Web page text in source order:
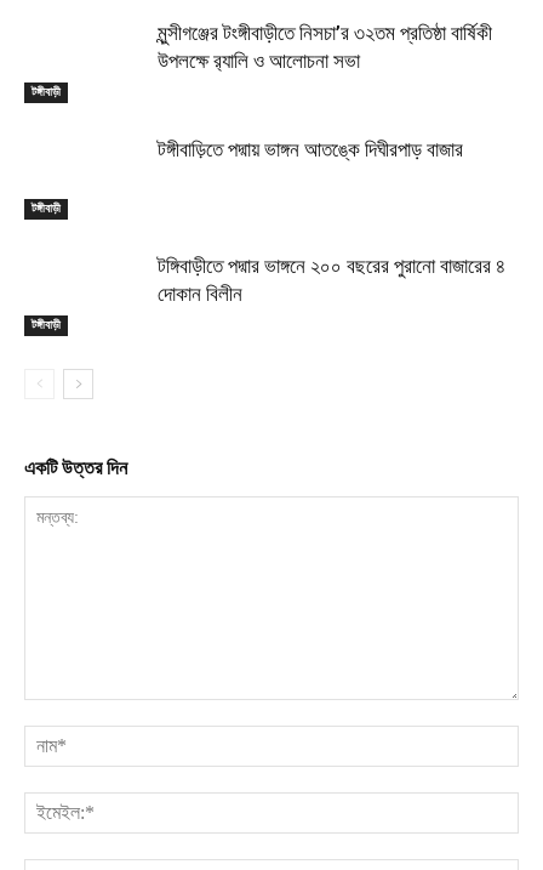
টঙ্গীবাড়ী
মুন্সীগঞ্জের টংঙ্গীবাড়ীতে নিসচা’র ৩২তম প্রতিষ্ঠা বার্ষিকী
উপলক্ষে র‍্যালি ও আলোচনা সভা
টঙ্গীবাড়ী
টঙ্গীবাড়িতে পদ্মায় ভাঙ্গন আতঙ্কে দিঘীরপাড় বাজার
টঙ্গীবাড়ী
টঙ্গিবাড়ীতে পদ্মার ভাঙ্গনে ২০০ বছরের পুরানো বাজারের ৪
দোকান বিলীন
একটি উত্তর দিন